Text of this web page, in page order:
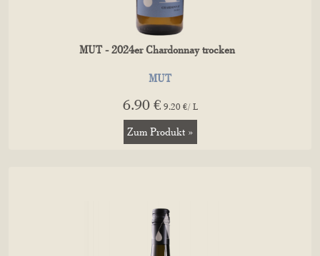
MUT - 2024er Chardonnay trocken
MUT
6.90 € 9.20 €/ L
Zum Produkt »